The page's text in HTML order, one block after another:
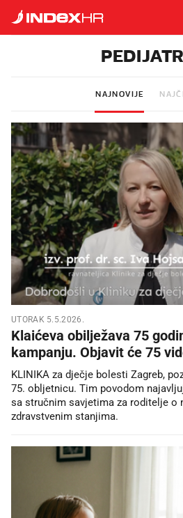
NAJNOVIJE
UTORAK 5.5.2026.
Klaićeva obilježava 75
kampanju. Objavit će 75
KLINIKA za dječje bolesti Zagreb,
75. obljetnicu. Tim povodom
sa stručnim savjetima za roditelje o
zdravstvenim stanjima.